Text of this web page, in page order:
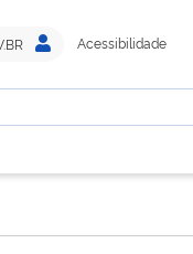
Acessibilidade
Acesso GOV.BR